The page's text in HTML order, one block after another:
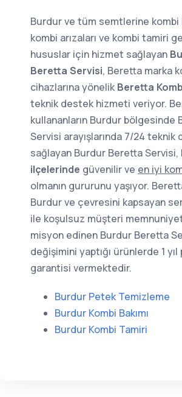
Burdur ve tüm semtlerine kombi
kombi arızaları ve kombi tamiri
hususlar için hizmet sağlayan
Beretta Servisi, Beretta marka
cihazlarına yönelik Beretta
teknik destek hizmeti veriyor.
kullananların Burdur bölgesinde
Servisi arayışlarında 7/24 teknik
sağlayan Burdur Beretta Servisi,
ilçelerinde güvenilir ve en iyi
olmanın gururunu yaşıyor.
Burdur ve çevresini kapsayan
ile koşulsuz müşteri
misyon edinen Burdur Beretta
değişimini yaptığı ürünlerde 1 yıl
garantisi vermektedir.
Burdur Petek Temizleme
Burdur Kombi Bakımı
Burdur Kombi Tamiri